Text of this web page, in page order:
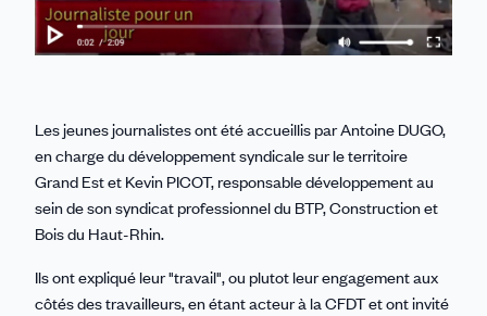
Les jeunes journalistes ont été accueillis par Antoine DUGO,
en charge du développement syndicale sur le territoire
Grand Est et Kevin PICOT, responsable développement au
sein de son syndicat professionnel du BTP, Construction et
Bois du Haut-Rhin.
Ils ont expliqué leur "travail", ou plutot leur engagement aux
côtés des travailleurs, en étant acteur à la CFDT et ont invité